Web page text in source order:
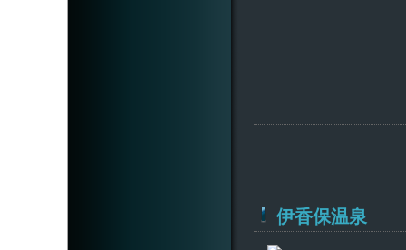
伊香保温泉